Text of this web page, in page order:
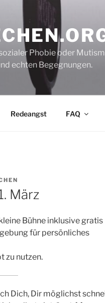
Phobie oder
echten Begegnungen.
Redeangst FAQ
März
Bühne inklusive gratis
für persönliches
zu nutzen.
Dich, Dir möglichst